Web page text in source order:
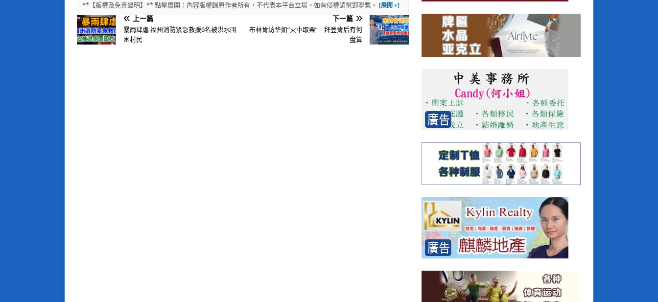
**【版權及免責聲明】** 點擊展開：內容版權歸原作者所有，不代表本平台立場。如有侵權請電郵聯繫。
上一篇
暴雨肆虐 福州消防紧急救援6名被洪水围
困村民
下一篇
布林肯访华如“火中取栗” 拜登背后有何
盘算